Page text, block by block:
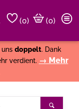
(0)
(0)
uns doppelt. Dank
verdient. → Mehr